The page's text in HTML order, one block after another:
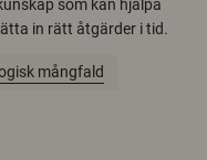
som kan hjälpa
in rätt åtgärder i tid.
mångfald